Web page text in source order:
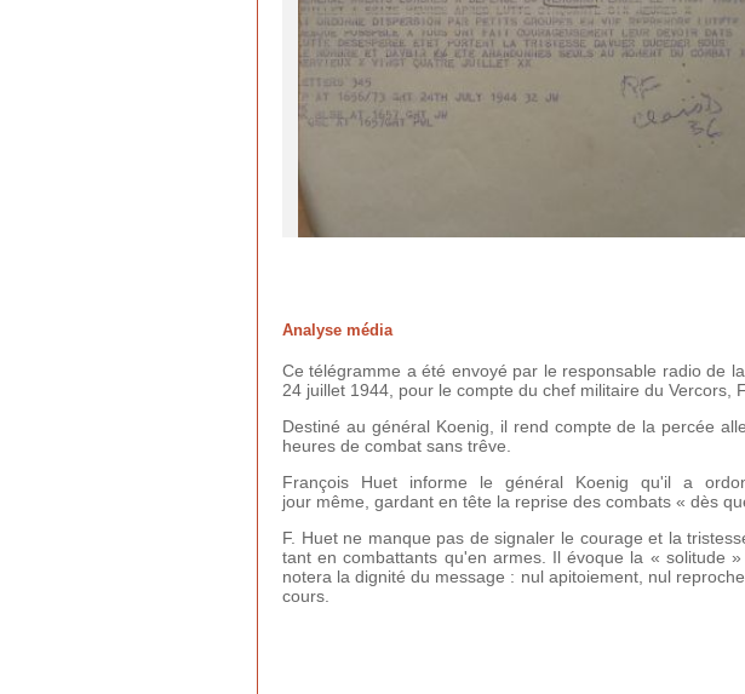
Analyse média
Ce télégramme a été envoyé par le responsable radio de
24 juillet 1944, pour le compte du chef militaire du Vercors,
Destiné au général Koenig, il rend compte de la percée
heures de combat sans trêve.
François Huet informe le général Koenig qu'il a
jour même, gardant en tête la reprise des combats « dès
F. Huet ne manque pas de signaler le courage et la
tant en combattants qu'en armes. Il évoque la « solitude»
notera la dignité du message : nul apitoiement, nul
cours.